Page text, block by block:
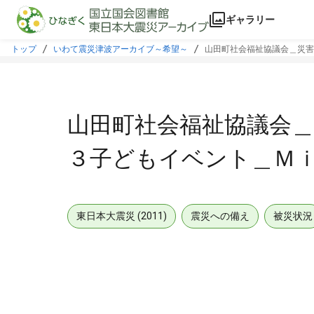
本文に飛ぶ
ギャラリー
トップ いわて震災津波アーカイブ～希望～ 山田町社会福祉協議会＿災
山田町社会福祉協議会
３子どもイベント＿Ｍ
東日本大震災 (2011) 震災への備え 被災状況